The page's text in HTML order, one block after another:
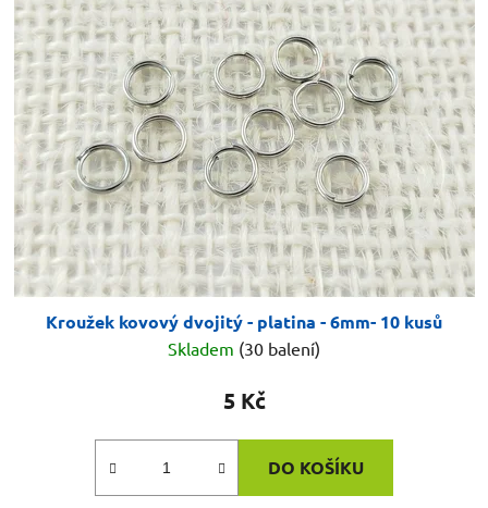
Kroužek kovový dvojitý - platina - 6mm- 10 kusů
Skladem (30 balení)
5 Kč
DO KOŠÍKU